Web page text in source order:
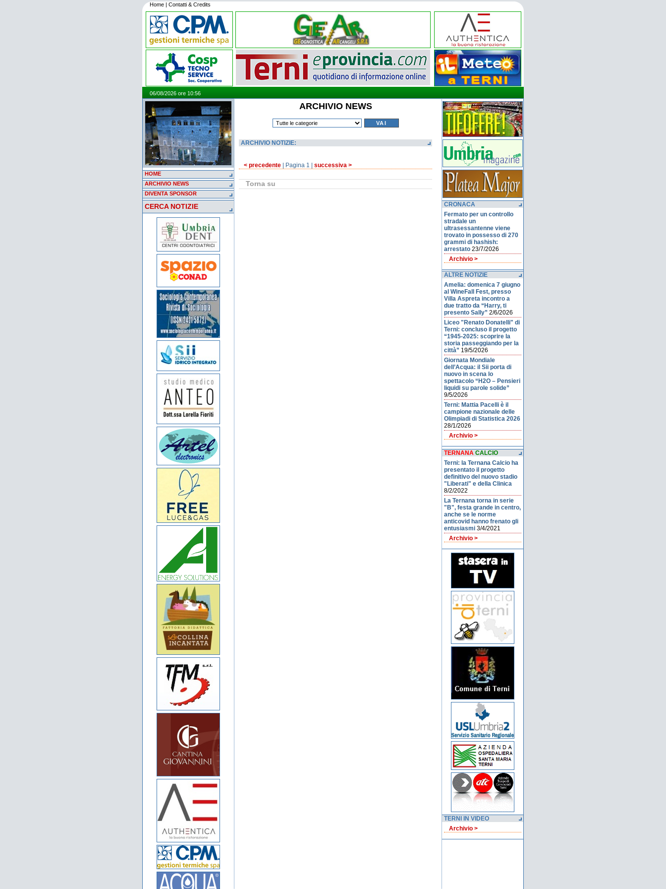
Home | Contatti & Credits
06/08/2026 ore 10:56
HOME
ARCHIVIO NEWS
DIVENTA SPONSOR
CERCA NOTIZIE
CRONACA
Fermato per un controllo
stradale un
ultrasessantenne viene
trovato in possesso di 270
grammi di hashish:
arrestato 23/7/2026
Archivio >
ALTRE NOTIZIE
Amelia: domenica 7 giugno
al WineFall Fest, presso
Villa Aspreta incontro a
due tratto da “Harry, ti
presento Sally” 2/6/2026
Liceo "Renato Donatelli" di
Terni: concluso il progetto
“1945-2025: scoprire la
storia passeggiando per la
città” 19/5/2026
Giornata Mondiale
dell’Acqua: il Sii porta di
nuovo in scena lo
spettacolo “H2O – Pensieri
liquidi su parole solide”
9/5/2026
Terni: Mattia Pacelli è il
campione nazionale delle
Olimpiadi di Statistica 2026
28/1/2026
Archivio >
TERNANA CALCIO
Terni: la Ternana Calcio ha
presentato il progetto
definitivo del nuovo stadio
"Liberati" e della Clinica
8/2/2022
La Ternana torna in serie
"B", festa grande in centro,
anche se le norme
anticovid hanno frenato gli
entusiasmi 3/4/2021
Archivio >
TERNI IN VIDEO
Archivio >
ARCHIVIO NEWS
ARCHIVIO NOTIZIE:
< precedente | Pagina 1 | successiva >
Torna su